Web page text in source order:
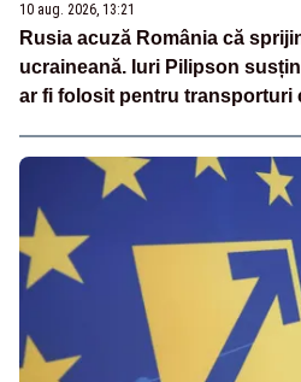
10 aug. 2026, 13:21
Rusia acuză România că
ucraineană. Iuri Pilipson
ar fi folosit pentru transporturi